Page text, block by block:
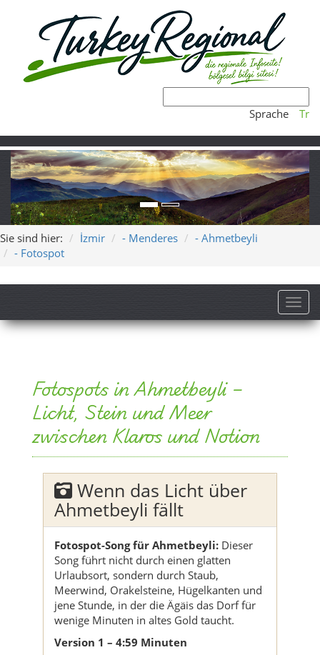
Sprache Tr
Sie sind hier: İzmir - Menderes
- Ahmetbeyli
- Fotospot
Fotospots in Ahmetbeyli –
Licht, Stein und Meer
zwischen Klaros und Notion
Wenn das Licht über
Ahmetbeyli fällt
Fotospot-Song für Ahmetbeyli: Dieser
Song führt nicht durch einen glatten
Urlaubsort, sondern durch Staub,
Meerwind, Orakelsteine, Hügelkanten und
jene Stunde, in der die Ägäis das Dorf für
wenige Minuten in altes Gold taucht.
Version 1 – 4:59 Minuten